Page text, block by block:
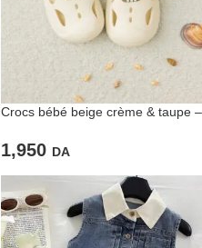
Crocs bébé beige crème & taupe –
1,950 DA